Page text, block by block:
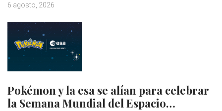
6 agosto, 2026
Pokémon y la esa se alían para celebrar
la Semana Mundial del Espacio…